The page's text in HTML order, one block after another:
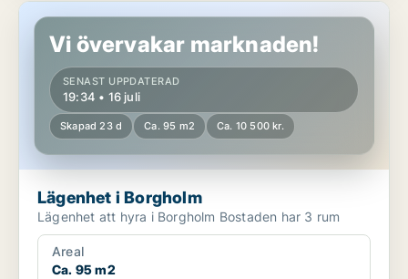
Lägenhet i Borgholm
Vi övervakar marknaden!
SENAST UPPDATERAD
19:34 • 16 juli
Skapad 23 d Ca. 95 m2 Ca. 10 500 kr.
Lägenhet i Borgholm
Lägenhet att hyra i Borgholm Bostaden har 3 rum
Areal
Ca. 95 m2